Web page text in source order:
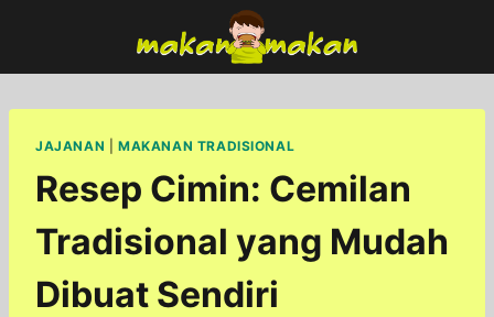
content
JAJANAN MAKANAN TRADISIONAL
Resep Cimin: Cemilan
Tradisional yang Mudah
Dibuat Sendiri